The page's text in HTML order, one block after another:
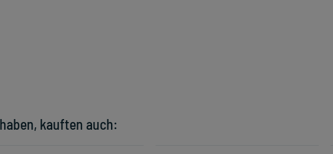
kauften auch: